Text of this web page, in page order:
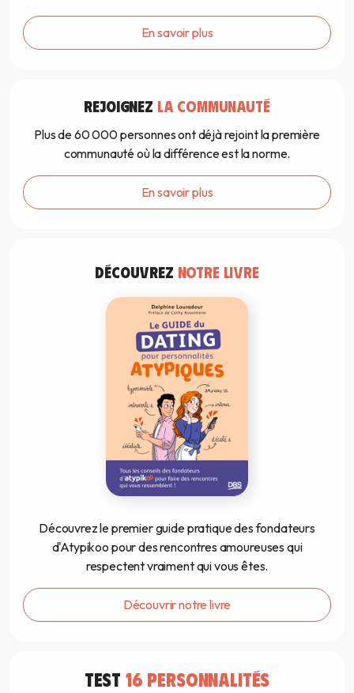
En savoir plus
REJOIGNEZ LA COMMUNAUTÉ
Plus de 60 000 personnes ont déjà rejoint la première
communauté où la différence est la norme.
En savoir plus
DÉCOUVREZ NOTRE LIVRE
Découvrez le premier guide pratique des fondateurs
d'Atypikoo pour des rencontres amoureuses qui
respectent vraiment qui vous êtes.
Découvrir notre livre
TEST 16 PERSONNALITÉS